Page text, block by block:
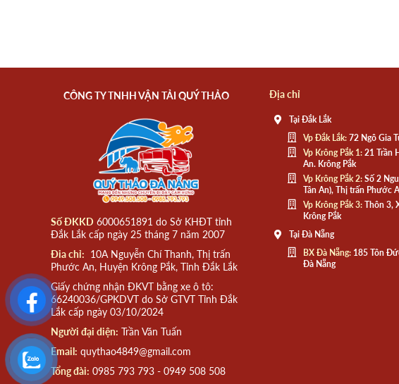
CÔNG TY TNHH VẬN TẢI QUÝ THẢO
Số ĐKKD 6000651891 do Sở KHĐT tỉnh
Đắk Lắk cấp ngày 25 tháng 7 năm 2007
Đia chỉ: 10A Nguyễn Chí Thanh, Thị trấn
Phước An, Huyện Krông Pắk, Tỉnh Đắk Lắk
Giấy chứng nhận ĐKVT bằng xe ô tô:
66240036/GPKDVT do Sở GTVT Tỉnh Đắk
Lắk cấp ngày 03/10/2024
Người đại diện: Trần Văn Tuấn
Email: quythao4849@gmail.com
Tổng đài: 0985 793 793 - 0949 508 508
Địa chỉ
Tại Đắk Lắk
Vp Đắk Lắk:72 Ngô Gia
Vp Krông Pắk 1:21 Trần
An. Krông Pắk
Vp Krông Pắk 2:Số 2
Tân An), Thị trấn Phước
Vp Krông Pắk 3:Thôn 3,
Krông Pắk
Tại Đà Nẵng
BX Đà Nẵng:185 Tôn
Đà Nẵng